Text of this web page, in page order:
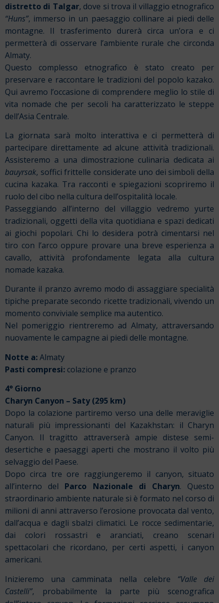
distretto di Talgar, dove si trova il villaggio etnografico
“Huns”, immerso in un paesaggio collinare ai piedi delle
montagne. Il trasferimento durerà circa un’ora e ci
permetterà di osservare l’ambiente rurale che circonda
Almaty.
Questo complesso etnografico è stato creato per
preservare e raccontare le tradizioni del popolo kazako.
Qui avremo l’occasione di comprendere meglio lo stile di
vita nomade che per secoli ha caratterizzato le steppe
dell’Asia Centrale.
La giornata sarà molto interattiva e ci permetterà di
partecipare direttamente ad alcune attività tradizionali.
Assisteremo a una dimostrazione culinaria dedicata ai
bauyrsak, soffici frittelle considerate uno dei simboli della
cucina kazaka. Tra racconti e spiegazioni scopriremo il
ruolo del cibo nella cultura dell’ospitalità locale.
Passeggiando all’interno del villaggio vedremo yurte
tradizionali, oggetti della vita quotidiana e spazi dedicati
ai giochi popolari. Chi lo desidera potrà cimentarsi nel
tiro con l’arco oppure provare una breve esperienza a
cavallo, attività profondamente legata alla cultura
nomade kazaka.
Durante il pranzo avremo modo di assaggiare specialità
tipiche preparate secondo ricette tradizionali, vivendo un
momento conviviale semplice ma autentico.
Nel pomeriggio rientreremo ad Almaty, attraversando
nuovamente le campagne ai piedi delle montagne.
Notte a:Almaty
Pasti compresi: colazione e pranzo
4° Giorno
Charyn Canyon – Saty (295 km)
Dopo la colazione partiremo verso una delle meraviglie
naturali più impressionanti del Kazakhstan: il Charyn
Canyon. Il tragitto attraverserà ampie distese semi-
desertiche e paesaggi aperti che mostrano il volto più
selvaggio del Paese.
Dopo circa tre ore raggiungeremo il canyon, situato
all’interno del Parco Nazionale di Charyn. Questo
straordinario ambiente naturale si è formato nel corso di
milioni di anni attraverso l’erosione provocata dal vento,
dall’acqua e dagli sbalzi climatici. Le rocce sedimentarie,
dai colori rossastri e aranciati, creano scenari
spettacolari che ricordano, per certi aspetti, i canyon
americani.
Inizieremo una camminata nella celebre “Valle dei
Castelli”, probabilmente la parte più scenografica